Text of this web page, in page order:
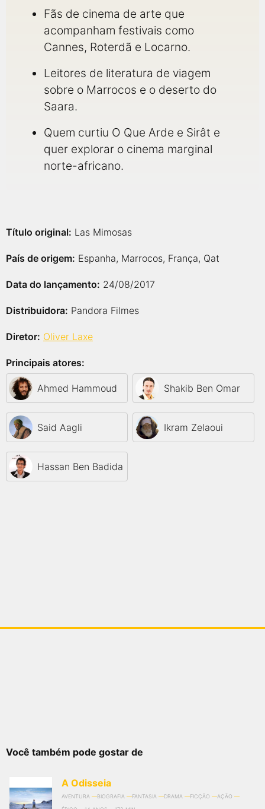
Fãs de cinema de arte que
acompanham festivais como
Cannes, Roterdã e Locarno.
Leitores de literatura de viagem
sobre o Marrocos e o deserto do
Saara.
Quem curtiu O Que Arde e Sirât e
quer explorar o cinema marginal
norte-africano.
Título original: Las Mimosas
País de origem: Espanha, Marrocos, França, Qat
Data do lançamento: 24/08/2017
Distribuidora: Pandora Filmes
Diretor: Oliver Laxe
Principais atores:
Ahmed Hammoud Shakib Ben Omar
Said Aagli Ikram Zelaoui
Hassan Ben Badida
Você também pode gostar de
A Odisseia
AVENTURA BIOGRAFIA FANTASIA DRAMA FICÇÃO
AÇÃO